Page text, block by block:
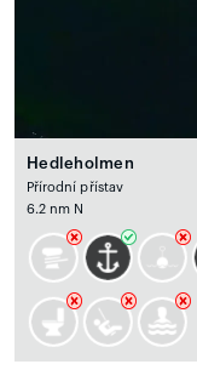
Hedleholmen
Přírodní přístav
6.2 nm N